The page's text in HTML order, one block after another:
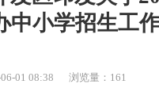
中小学招生工
01 08:38 浏览量： 161